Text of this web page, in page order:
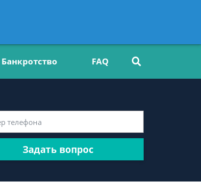
Банкротство FAQ
Задать вопрос